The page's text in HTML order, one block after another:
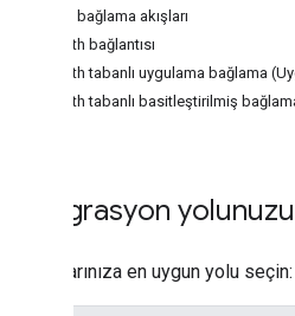
Hesap bağlama akışları
OAuth bağlantısı
OAuth tabanlı uygulama bağlama
OAuth tabanlı basitleştirilmiş
Entegrasyon
İhtiyaçlarınıza en uygun yolu seçin: